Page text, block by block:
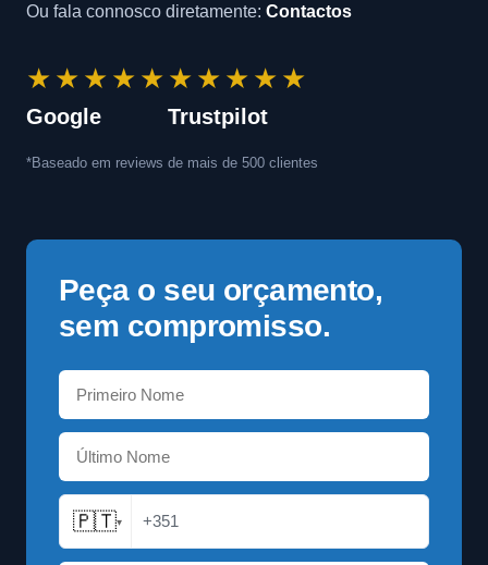
Ou fala connosco diretamente: Contactos
★★★★★
Google
★★★★★
Trustpilot
*Baseado em reviews de mais de 500 clientes
Peça o seu orçamento,
sem compromisso.
🇵🇹▾ +351